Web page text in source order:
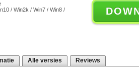
/ Win2k / Win7 / Win8 /
Alle versies Reviews